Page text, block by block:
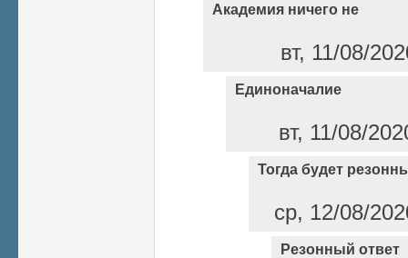
Академия ничего не
вт, 11/08/
Единоначалие
вт, 11/08/
Тогда будет
ср, 12/08/
Резонный ответ